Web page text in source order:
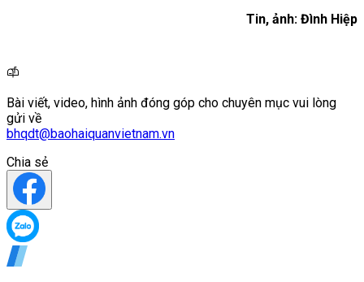
Tin, ảnh: Đình Hiệp
Bài viết, video, hình ảnh đóng góp cho chuyên mục vui lòng
gửi về
bhqdt@baohaiquanvietnam.vn
Chia sẻ